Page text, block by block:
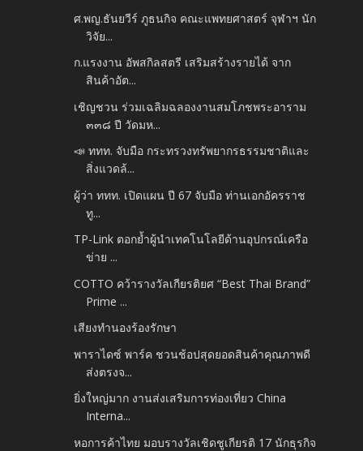
ศ.พญ.ธันยวีร์ ภูธนกิจ คณะแพทยศาสตร์ จุฬาฯ นัก
วิจัย...
ก.แรงงาน อัพสกิลสตรี เสริมสร้างรายได้ จาก
สินค้าอัต...
เชิญชวน ร่วมเฉลิมฉลองงานสมโภชพระอาราม
๓๓๘ ปี วัดมห...
📣 ททท. จับมือ กระทรวงทรัพยากรธรรมชาติและ
สิ่งแวดล้...
ผู้ว่า ททท. เปิดแผน ปี 67 จับมือ ท่านเอกอัครราช
ทู...
TP-Link ตอกย้ำผู้นำเทคโนโลยีด้านอุปกรณ์เครือ
ข่าย ...
COTTO คว้ารางวัลเกียรติยศ “Best Thai Brand”
Prime ...
เสียงทำนองร้องรักษา
พาราไดซ์ พาร์ค ชวนช้อปสุดยอดสินค้าคุณภาพดี
ส่งตรงจ...
ยิ่งใหญ่มาก งานส่งเสริมการท่องเที่ยว China
Interna...
หอการค้าไทย มอบรางวัลเชิดชูเกียรติ 17 นักธุรกิจ